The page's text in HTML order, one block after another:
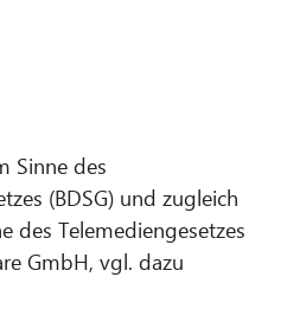
Sinne des
(BDSG) und zugleich
des Telemediengesetzes
GmbH, vgl. dazu